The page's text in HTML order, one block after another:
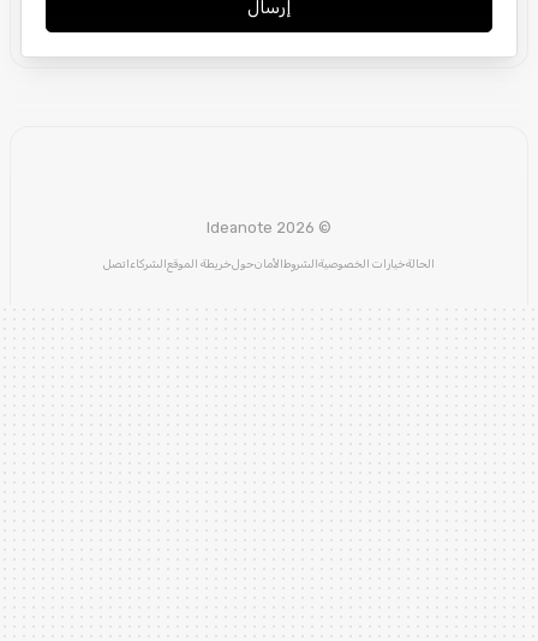
© Ideanote 2026
الحالةخيارات الخصوصيةالشروطالأمانحولخريطة الموقعالشركاءاتصل